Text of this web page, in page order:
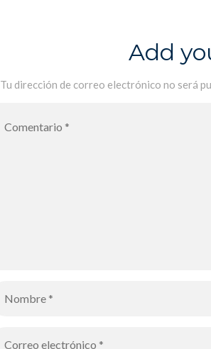
de 1 año y de Terminale
Add
Tu dirección de correo electrónico no será